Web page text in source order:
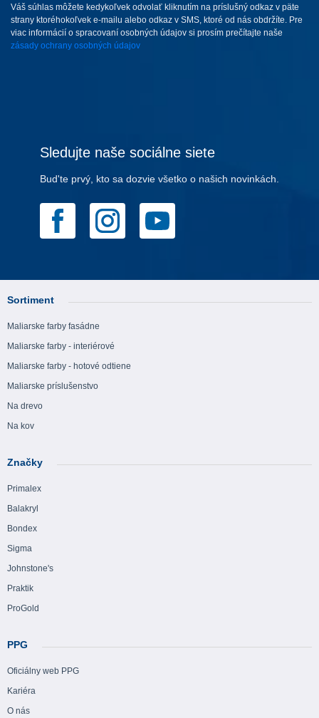
Váš súhlas môžete kedykoľvek odvolať kliknutím na príslušný odkaz v päte
strany ktoréhokoľvek e-mailu alebo odkaz v SMS, ktoré od nás obdržíte. Pre
viac informácií o spracovaní osobných údajov si prosím prečítajte naše
zásady ochrany osobných údajov
Sledujte naše sociálne siete
Bud'te prvý, kto sa dozvie všetko o našich novinkách.
Sortiment
Maliarske farby fasádne
Maliarske farby - interiérové
Maliarske farby - hotové odtiene
Maliarske príslušenstvo
Na drevo
Na kov
Značky
Primalex
Balakryl
Bondex
Sigma
Johnstone's
Praktik
ProGold
PPG
Oficiálny web PPG
Kariéra
O nás